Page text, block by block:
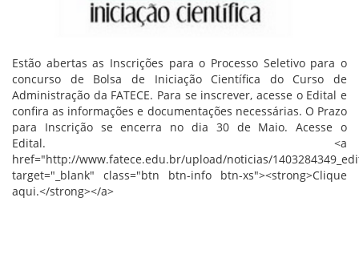
Estão abertas as Inscrições para o Processo Seletivo para o
concurso de Bolsa de Iniciação Científica do Curso de
Administração da FATECE. Para se inscrever, acesse o Edital e
confira as informações e documentações necessárias. O Prazo
para Inscrição se encerra no dia 30 de Maio. Acesse o
Edital. <a
href="http://www.fatece.edu.br/upload/noticias/
target="_blank" class="btn btn-info btn-xs"><strong>Clique
aqui.</strong></a>